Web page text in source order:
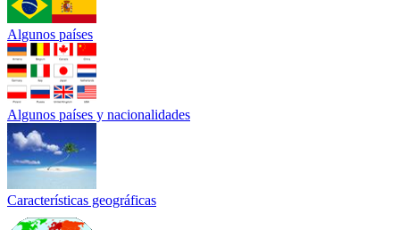
Algunos países
Algunos países y nacionalidades
Características geográficas